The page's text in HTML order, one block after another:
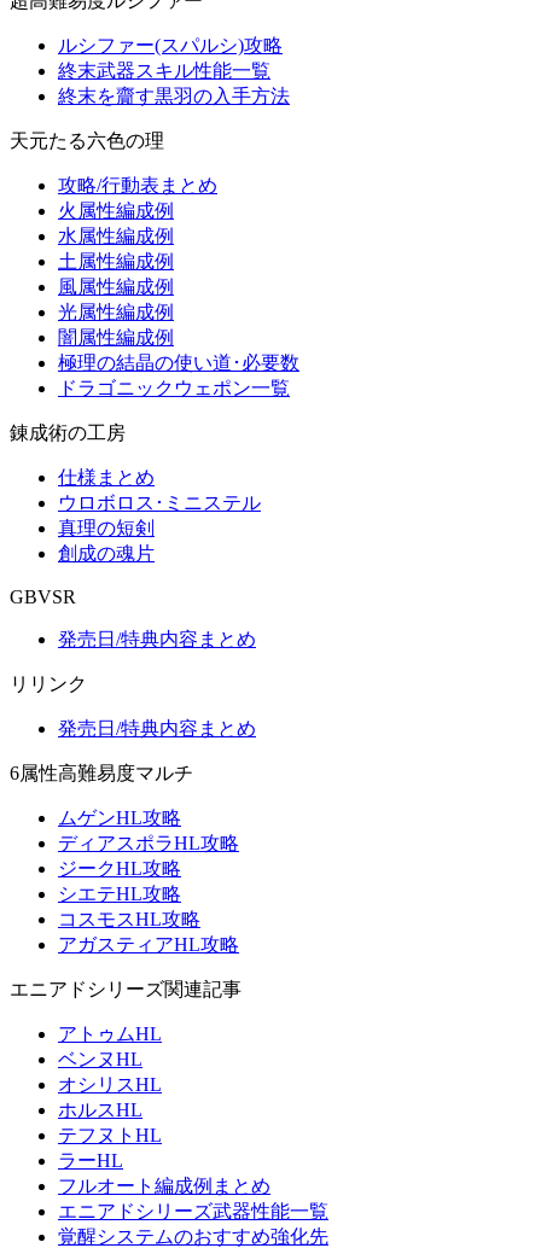
ルシファー(スパルシ)攻略
終末武器スキル性能一覧
終末を齎す黒羽の入手方法
天元たる六色の理
攻略/行動表まとめ
火属性編成例
水属性編成例
土属性編成例
風属性編成例
光属性編成例
闇属性編成例
極理の結晶の使い道･必要数
ドラゴニックウェポン一覧
錬成術の工房
仕様まとめ
ウロボロス･ミニステル
真理の短剣
創成の魂片
GBVSR
発売日/特典内容まとめ
リリンク
発売日/特典内容まとめ
6属性高難易度マルチ
ムゲンHL攻略
ディアスポラHL攻略
ジークHL攻略
シエテHL攻略
コスモスHL攻略
アガスティアHL攻略
エニアドシリーズ関連記事
アトゥムHL
ベンヌHL
オシリスHL
ホルスHL
テフヌトHL
ラーHL
フルオート編成例まとめ
エニアドシリーズ武器性能一覧
覚醒システムのおすすめ強化先